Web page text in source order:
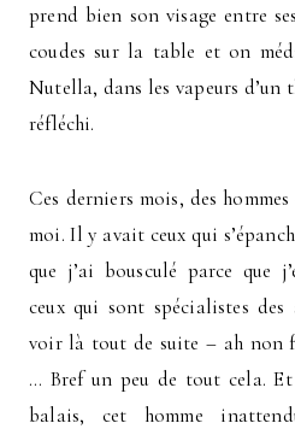
prend bien son visage entre
coudes sur la table et on
Nutella, dans les vapeurs d’un
réfléchi.
Ces derniers mois, des
moi. Il y avait ceux qui
que j’ai bousculé parce que
ceux qui sont spécialistes
voir là tout de suite – ah non
… Bref un peu de tout cela.
balais, cet homme